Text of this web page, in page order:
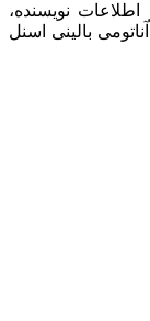
نویسنده،
بالینی اسنل